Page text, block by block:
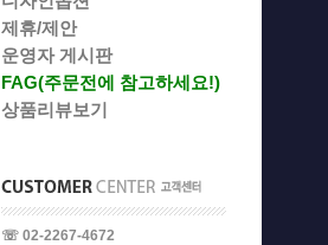
제휴/제안
운영자 게시판
FAG(주문전에 참고하세요!)
상품리뷰보기
☏ 02-2267-4672